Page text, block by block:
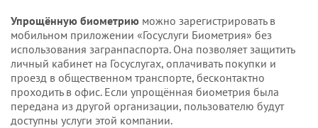
Упрощённую биометрию можно зарегистрировать в
мобильном приложении «Госуслуги Биометрия» без
использования загранпаспорта. Она позволяет защитить
личный кабинет на Госуслугах, оплачивать покупки и
проезд в общественном транспорте, бесконтактно
проходить в офис. Если упрощённая биометрия была
передана из другой организации, пользователю будут
доступны услуги этой компании.